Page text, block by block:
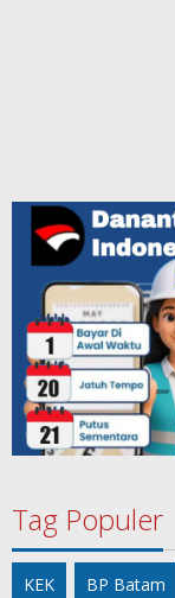
Tag Populer
KEK BP Batam